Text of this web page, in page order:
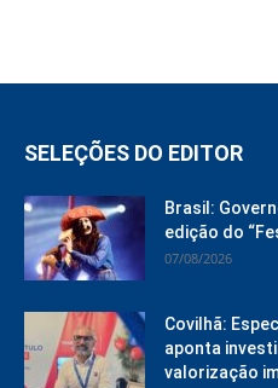
SELEÇÕES DO EDITOR
Brasil:
edição do
07/08/2026
Covilhã:
aponta
valorização